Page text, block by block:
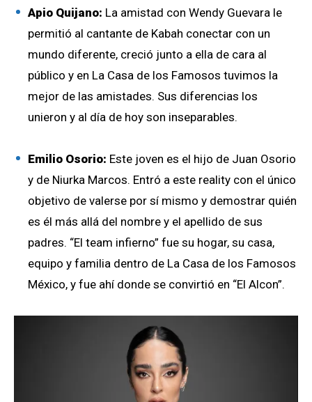
Apio Quijano: La amistad con Wendy Guevara le
permitió al cantante de Kabah conectar con un
mundo diferente, creció junto a ella de cara al
público y en La Casa de los Famosos tuvimos la
mejor de las amistades. Sus diferencias los
unieron y al día de hoy son inseparables.
Emilio Osorio: Este joven es el hijo de Juan Osorio
y de Niurka Marcos. Entró a este reality con el único
objetivo de valerse por sí mismo y demostrar quién
es él más allá del nombre y el apellido de sus
padres. “El team infierno” fue su hogar, su casa,
equipo y familia dentro de La Casa de los Famosos
México, y fue ahí donde se convirtió en “El Alcon”.